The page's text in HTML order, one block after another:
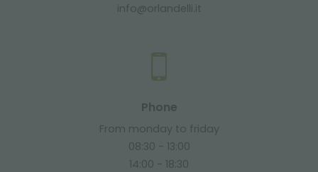
info@orlandelli.it
Phone
From monday to friday
08:30 - 13:00
14:00 - 18:30